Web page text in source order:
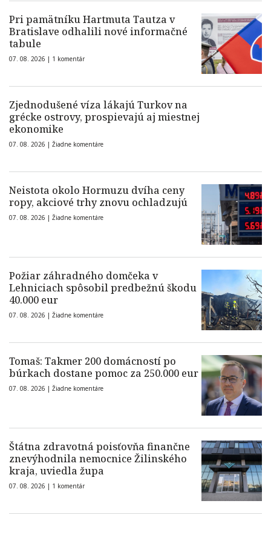
Pri pamätníku Hartmuta Tautza v
Bratislave odhalili nové informačné
tabule
07. 08. 2026 | 1 komentár
Zjednodušené víza lákajú Turkov na
grécke ostrovy, prospievajú aj miestnej
ekonomike
07. 08. 2026 | Žiadne komentáre
Neistota okolo Hormuzu dvíha ceny
ropy, akciové trhy znovu ochladzujú
07. 08. 2026 | Žiadne komentáre
Požiar záhradného domčeka v
Lehniciach spôsobil predbežnú škodu
40.000 eur
07. 08. 2026 | Žiadne komentáre
Tomaš: Takmer 200 domácností po
búrkach dostane pomoc za 250.000 eur
07. 08. 2026 | Žiadne komentáre
Štátna zdravotná poisťovňa finančne
znevýhodnila nemocnice Žilinského
kraja, uviedla župa
07. 08. 2026 | 1 komentár